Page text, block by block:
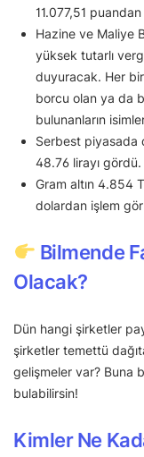
11.077,51 puandan
Hazine ve Maliye
yüksek tutarlı
duyuracak. Her
borcu olan ya da
bulunanların
Serbest piyasada
48.76 lirayı gördü.
Gram altın 4.854
dolardan işlem
Bilmende
Olacak?
Dün hangi şirketler
şirketler temettü
gelişmeler var? Buna
bulabilirsin!
Kimler Ne